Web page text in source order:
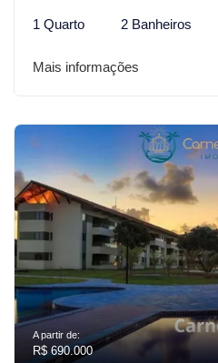
1 Quarto 2 Banheiros
Mais informações
A partir de:
R$ 690.000